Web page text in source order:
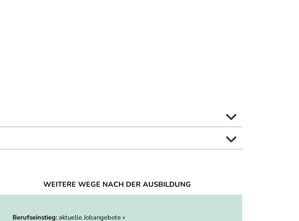
WEITERE WEGE NACH DER AUSBILDUNG
Berufseinstieg:aktuelle Jobangebote »